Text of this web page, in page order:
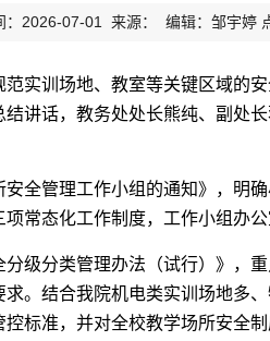
：2026-07-01 来源： 编辑：邹宇婷
实训场地、教室等关键区域的
讲话，教务处处长熊纯、副处
全管理工作小组的通知》，明
常态化工作制度，工作小组办公
级分类管理办法（试行）》，
。结合我院机电类实训场地多
标准，并对全校教学场所安全制